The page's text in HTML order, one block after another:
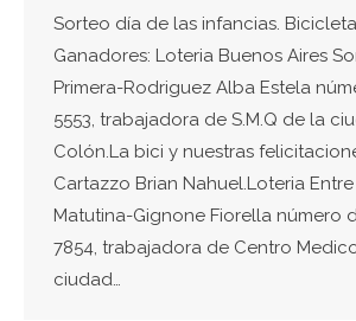
Sorteo día de las infancias.
Ganadores: Loteria Buenos Aires
Primera-Rodriguez Alba Estela
5553, trabajadora de S.M.Q de la
Colón.La bici y nuestras
Cartazzo Brian Nahuel.Loteria
Matutina-Gignone Fiorella número
7854, trabajadora de Centro
ciudad…